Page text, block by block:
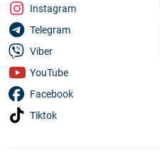
Instagram
Telegram
Viber
YouTube
Facebook
Tiktok